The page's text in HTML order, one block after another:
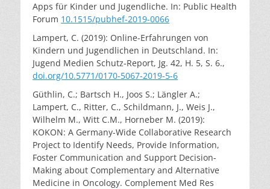
Apps für Kinder und Jugendliche. In: Public Health
Forum 10.1515/pubhef-2019-0066
Lampert, C. (2019): Online-Erfahrungen von
Kindern und Jugendlichen in Deutschland. In:
Jugend Medien Schutz-Report, Jg. 42, H. 5, S. 6.,
doi.org/10.5771/0170-5067-2019-5-6
Güthlin, C.; Bartsch H., Joos S.; Längler A.;
Lampert, C., Ritter, C., Schildmann, J., Weis J.,
Wilhelm M., Witt C.M., Horneber M. (2019):
KOKON: A Germany-Wide Collaborative Research
Project to Identify Needs, Provide Information,
Foster Communication and Support Decision-
Making about Complementary and Alternative
Medicine in Oncology. Complement Med Res